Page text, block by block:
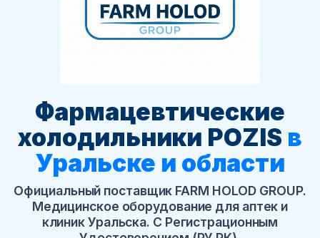
Фармацевтические
холодильники POZIS в
Уральске и области
Официальный поставщик FARM HOLOD GROUP.
Медицинское оборудование для аптек и
клиник Уральска. С Регистрационным